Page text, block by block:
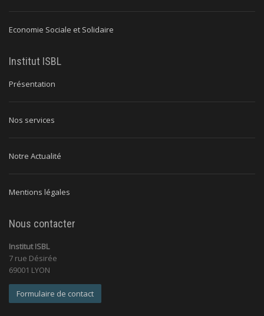
Economie Sociale et Solidaire
Institut ISBL
Présentation
Nos services
Notre Actualité
Mentions légales
Nous contacter
Institut ISBL
7 rue Désirée
69001 LYON
Formulaire de contact